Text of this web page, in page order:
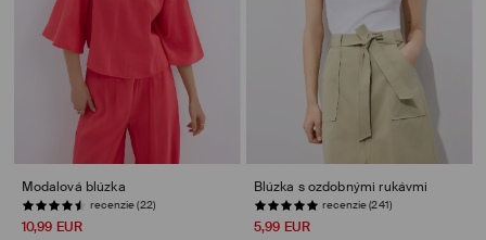
Modalová blúzka
recenzie (22)
10,99 EUR
Blúzka s ozdobnými rukávmi
recenzie (241)
5,99 EUR